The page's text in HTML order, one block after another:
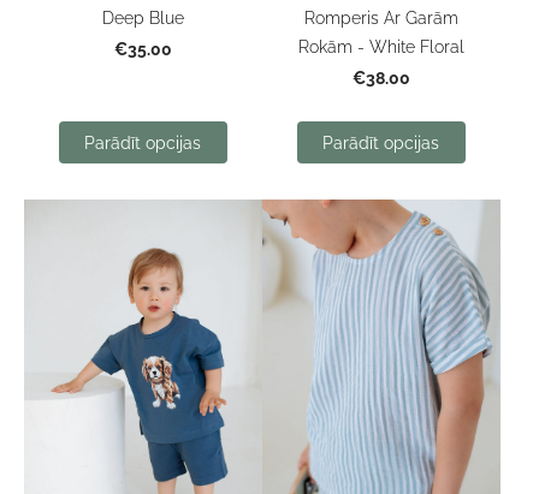
Deep Blue
€35.00
Parādīt opcijas
Romperis Ar Garām
Rokām - White Floral
€38.00
Parādīt opcijas